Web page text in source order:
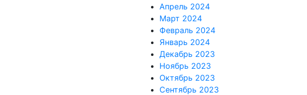
Апрель 2024
Март 2024
Февраль 2024
Январь 2024
Декабрь 2023
Ноябрь 2023
Октябрь 2023
Сентябрь 2023